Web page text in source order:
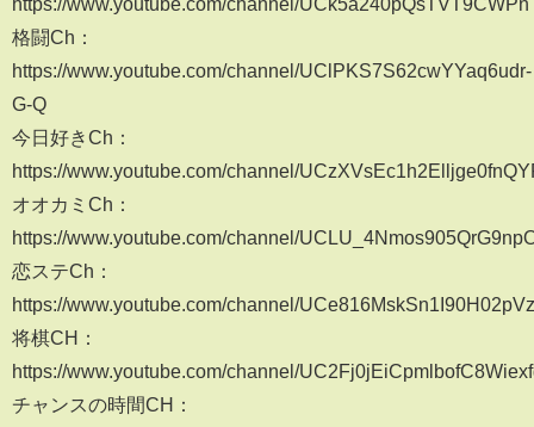
格闘Ch：
https://www.youtube.com/channel/UClPKS7S62cwYYaq6udr-
G-Q
今日好きCh：
https://www.youtube.com/channel/
オオカミCh：
https://www.youtube.com/channel/
恋ステCh：
https://www.youtube.com/channel/
将棋CH：
https://www.youtube.com/channel/
チャンスの時間CH：